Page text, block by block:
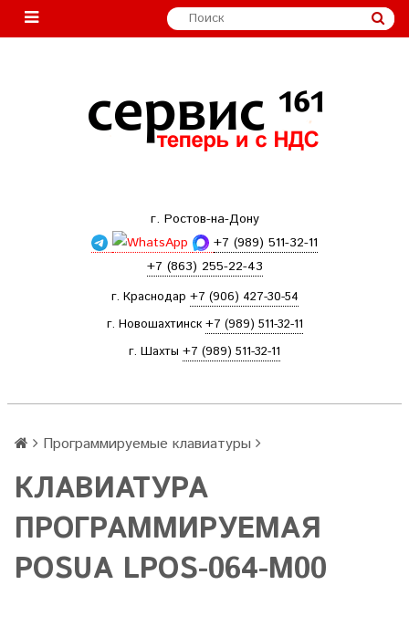
г. Ростов-на-Дону
+7 (989) 511-32-11
+7 (863) 255-22-43
г. Краснодар +7 (906) 427-30-54
г. Новошахтинск +7 (989) 511-32-11
г. Шахты +7 (989) 511-32-11
Программируемые клавиатуры
КЛАВИАТУРА
ПРОГРАММИРУЕМАЯ
POSUA LPOS-064-M00